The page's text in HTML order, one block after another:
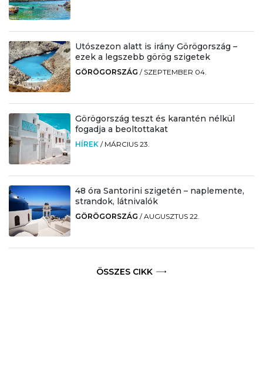
Utószezon alatt is irány Görögország –
ezek a legszebb görög szigetek
GÖRÖGORSZÁG / SZEPTEMBER 04.
Görögország teszt és karantén nélkül
fogadja a beoltottakat
HÍREK / MÁRCIUS 23.
48 óra Santorini szigetén – naplemente,
strandok, látnivalók
GÖRÖGORSZÁG /AUGUSZTUS 22.
ÖSSZES CIKK